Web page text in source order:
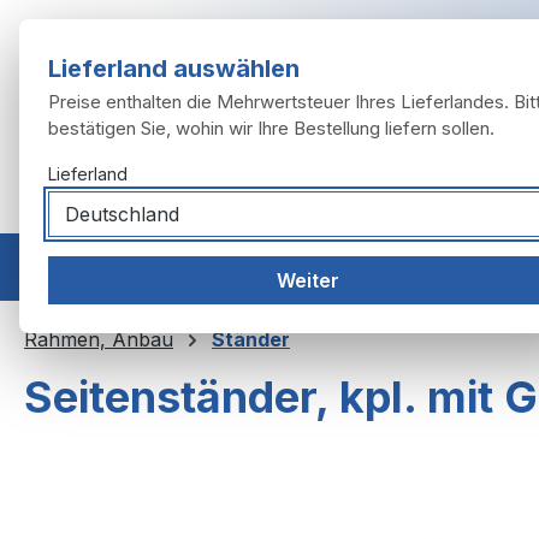
Rahmen, Anbau Ständer
Seitenständer, kpl. mit
Lieferland auswählen
Preise enthalten die Mehrwertsteuer Ihres Lieferlandes.
bestätigen Sie, wohin wir Ihre Bestellung liefern sollen.
Lieferland
Weiter